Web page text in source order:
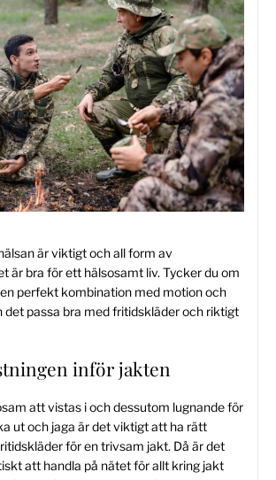
är viktigt och all form av
är bra för ett hälsosamt liv. Tycker du om
perfekt kombination med motion och
det passa bra med fritidskläder och riktigt
inför jakten
att vistas i och dessutom lugnande för
ut och jaga är det viktigt att ha rätt
för en trivsam jakt. Då är det
att handla på nätet för allt kring jakt